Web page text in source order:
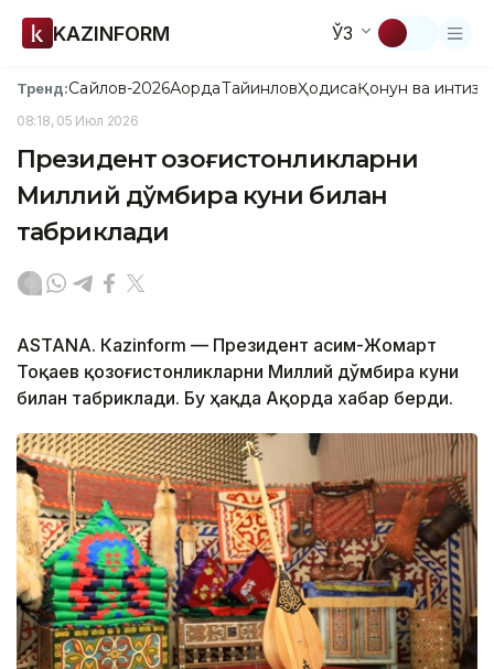
KAZINFORM ЎЗ
Тренд:Сайлов-2026АқордаТайинловҲодисаҚонун ва
08:18, 05 Июл 2026
Президент қозоғистонликларни
Миллий дўмбира куни билан
табриклади
ASTANА. Кazinform — Президент Қасим-Жомарт
Тоқаев қозоғистонликларни Миллий дўмбира куни
билан табриклади. Бу ҳақда Ақорда хабар берди.